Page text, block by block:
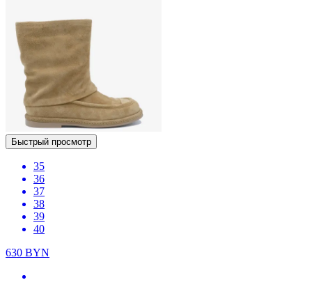
Быстрый просмотр
35
36
37
38
39
40
630 BYN